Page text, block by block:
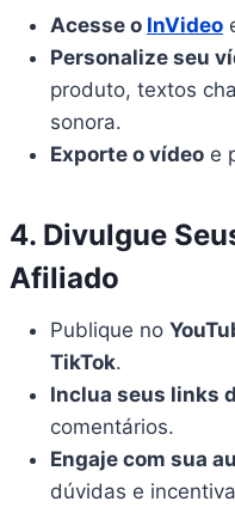
Acesse o InVideo
Personalize seu
produto, textos
sonora.
Exporte o vídeo e
4. Divulgue
Afiliado
Publique no
TikTok.
Inclua seus links
comentários.
Engaje com sua
dúvidas e